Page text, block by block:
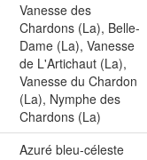
Vanesse des
Chardons (La), Belle-
Dame (La), Vanesse
de L'Artichaut (La),
Vanesse du Chardon
(La), Nymphe des
Chardons (La)
Azuré bleu-céleste